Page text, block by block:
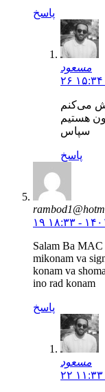
پاسخ
مسعود
سپاس
پاسخ
Salam Ba MAC
mikonam va
konam va
ino rad konam
پاسخ
مسعود